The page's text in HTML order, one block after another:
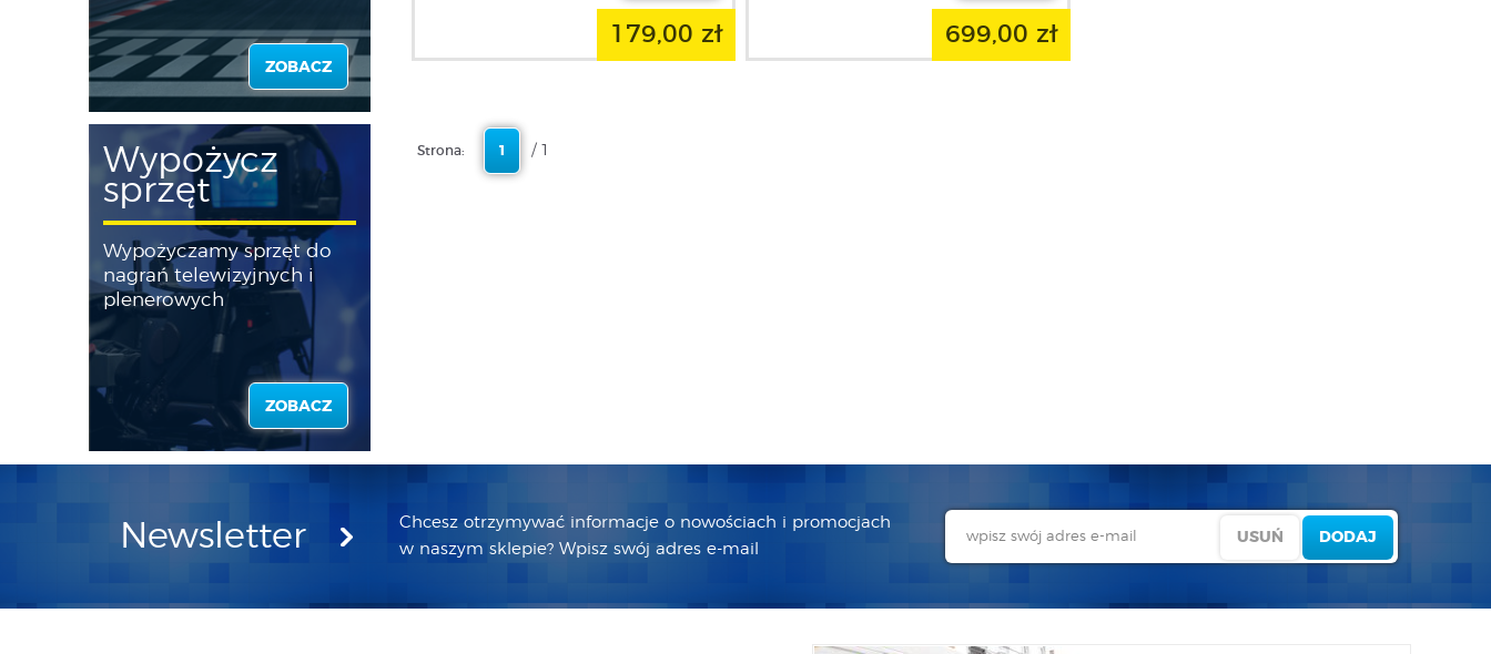
ZOBACZ
Wypożycz
sprzęt
Wypożyczamy sprzęt do
nagrań telewizyjnych i
plenerowych
ZOBACZ
179,00 zł 699,00 zł
Strona: 1 / 1
Newsletter
Chcesz otrzymywać informacje o nowościach i promocjach
w naszym sklepie? Wpisz swój adres e-mail